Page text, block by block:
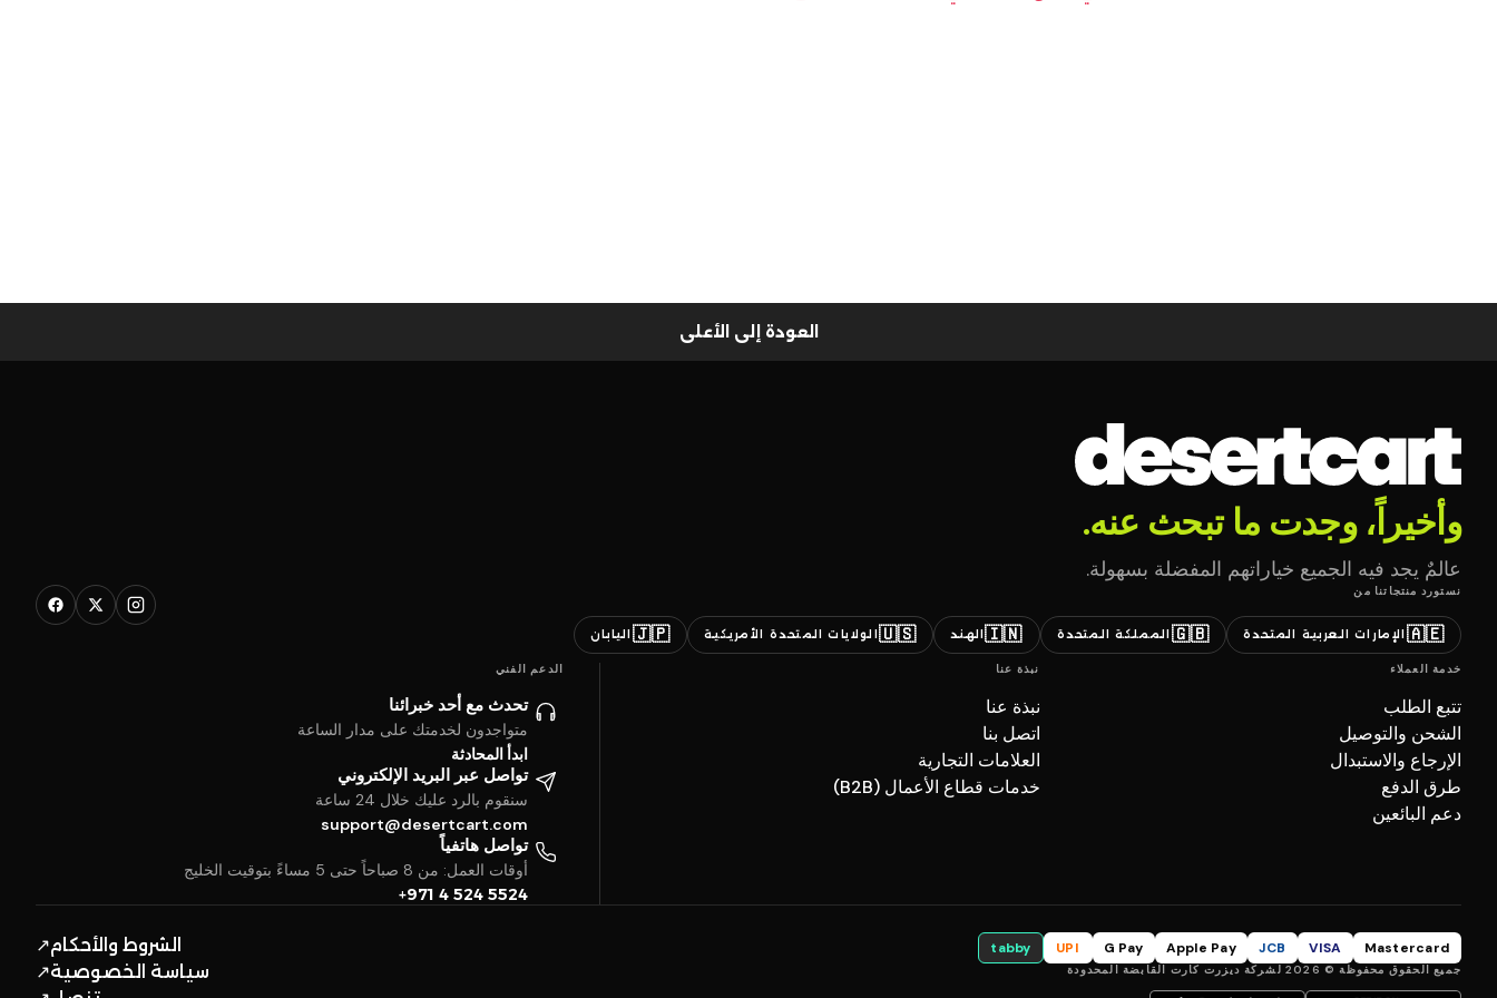
العودة إلى الأعلى
وأخيراً، وجدت ما تبحث عنه.
عالمٌ يجد فيه الجميع خياراتهم المفضلة بسهولة.
نستورد منتجاتنا من
🇦🇪 الإمارات العربية المتحدة 🇬🇧 المملكة المتحدة 🇮🇳الهند 🇺🇸الولايات المتحدة الأمريكية 🇯🇵 اليابان
خدمة العملاء
تتبع الطلب
الشحن والتوصيل
الإرجاع والاستبدال
طرق الدفع
دعم البائعين
نبذة عنا
نبذة عنا
اتصل بنا
العلامات التجارية
خدمات قطاع الأعمال (B2B)
الدعم الفني
تحدث مع أحد خبرائنا
متواجدون لخدمتك على مدار الساعة
ابدأ المحادثة
تواصل عبر البريد الإلكتروني
سنقوم بالرد عليك خلال 24 ساعة
support@desertcart.com
تواصل هاتفياً
أوقات العمل: من 8 صباحاً حتى 5 مساءً بتوقيت الخليج
+971 4 524 5524
Mastercard
VISA
JCB
Apple Pay
G Pay
UPI
tabby
جميع الحقوق محفوظة © 2026 لشركة ديزرت كارت القابضة المحدودة
الشروط والأحكام↗
سياسة الخصوصية↗